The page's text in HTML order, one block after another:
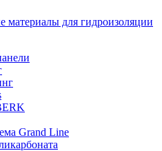
для гидроизоляции
Grand Line